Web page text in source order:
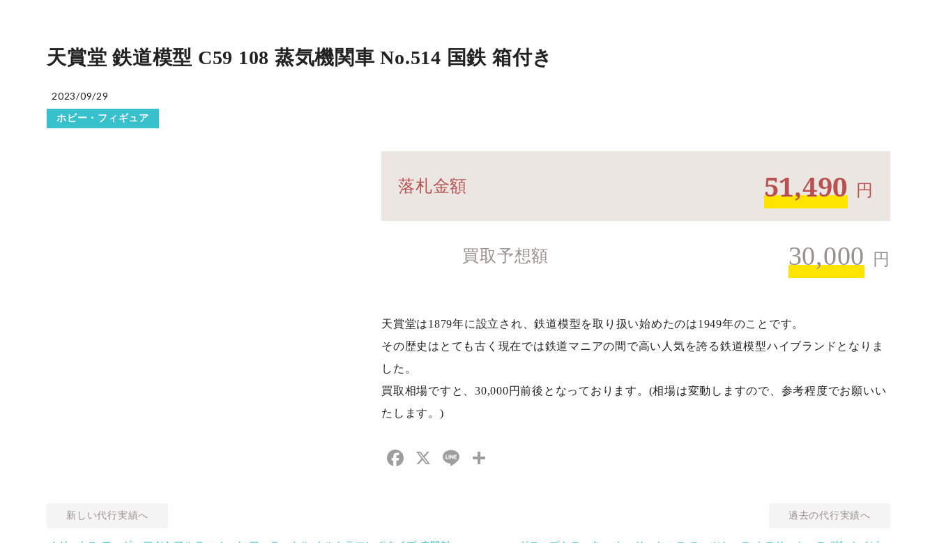
天賞堂 鉄道模型 C59 108 蒸気機関車 No.514 国鉄 箱付き
2023/09/29
ホビー・フィギュア
落札金額 51,490 円
買取予想額 30,000 円
天賞堂は1879年に設立され、鉄道模型を取り扱い始めたのは1949年のことです。
その歴史はとても古く現在では鉄道マニアの間で高い人気を誇る鉄道模型ハイブランドとなりま
した。
買取相場ですと、30,000円前後となっております。(相場は変動しますので、参考程度でお願いい
たします。)
Facebook
X Line
新しい代行実績へ 過去の代行実績へ